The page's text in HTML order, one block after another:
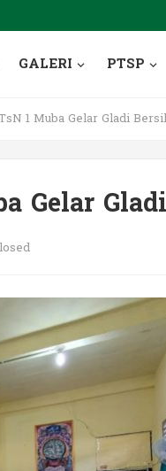
GALERI PTSP
1 Muba Gelar Gladi
Gelar